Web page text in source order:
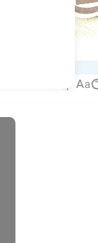
19
Bible Software - sblgnt.com